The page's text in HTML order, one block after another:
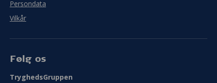
Persondata
Vilkår
Følg os
TryghedsGruppen